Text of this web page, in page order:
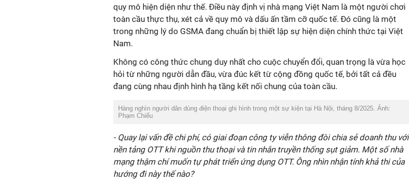
quy mô hiện diện như thế. Điều này định vị nhà mạng Việt Nam là một người chơi
toàn cầu thực thụ, xét cả về quy mô và dấu ấn tầm cỡ quốc tế. Đó cũng là một
trong những lý do GSMA đang chuẩn bị thiết lập sự hiện diện chính thức tại Việt
Nam.
Không có công thức chung duy nhất cho cuộc chuyển đổi, quan trọng là vừa học
hỏi từ những người dẫn đầu, vừa đúc kết từ cộng đồng quốc tế, bởi tất cả đều
đang cùng nhau định hình hạ tầng kết nối chung của toàn cầu.
Hàng nghìn người dân dùng điện thoại ghi hình trong một sự kiện tại Hà Nội, tháng 8/2025. Ảnh:
Phạm Chiểu
- Quay lại vấn đề chi phí, có giai đoạn công ty viễn thông đòi chia sẻ doanh thu với
nền tảng OTT khi nguồn thu thoại và tin nhắn truyền thống sụt giảm. Một số nhà
mạng thậm chí muốn tự phát triển ứng dụng OTT. Ông nhìn nhận tính khả thi của
hướng đi này thế nào?